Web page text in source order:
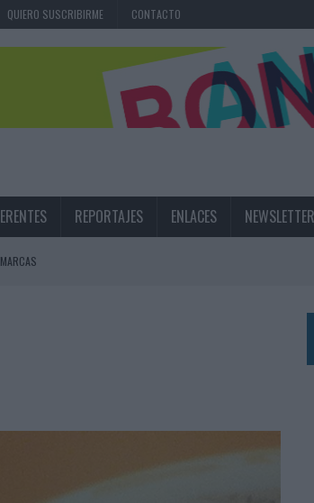
QUIERO SUSCRIBIRME CONTACTO
REPORTAJES ENLACES NEWSLETTER
MANTIENEN EL CRECIMIENTO